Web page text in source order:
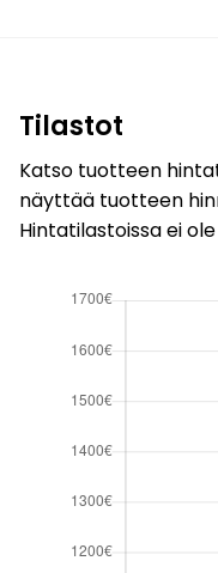
Tilastot
Katso tuotteen
näyttää tuotteen
Hintatilastoissa ei